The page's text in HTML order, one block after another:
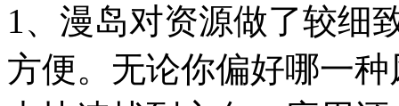
1、漫岛对资源做了较细
方便。无论你偏好哪一